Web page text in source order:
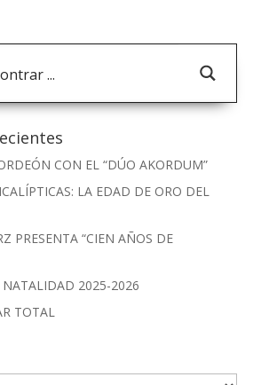
CON EL “DÚO AKORDUM”
LA EDAD DE ORO DEL
PRESENTA “CIEN AÑOS DE
NATALIDAD 2025-2026
TOTAL